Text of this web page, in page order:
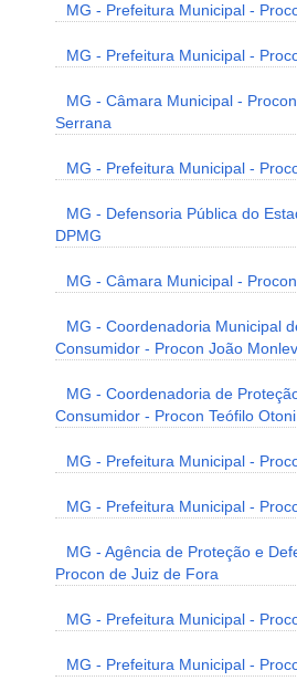
MG - Prefeitura Municipal -
MG - Prefeitura Municipal -
MG - Câmara Municipal -
Serrana
MG - Prefeitura Municipal -
MG - Defensoria Pública do
DPMG
MG - Câmara Municipal -
MG - Coordenadoria Municipal
Consumidor - Procon João
MG - Coordenadoria de
Consumidor - Procon Teófilo Otoni
MG - Prefeitura Municipal -
MG - Prefeitura Municipal -
MG - Agência de Proteção e
Procon de Juiz de Fora
MG - Prefeitura Municipal -
MG - Prefeitura Municipal -